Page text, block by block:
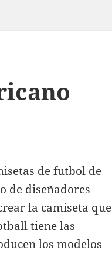
de futbol de
de diseñadores
la camiseta que
tiene las
los modelos